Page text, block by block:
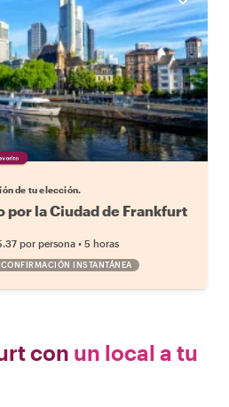
de tu elección.
por la Ciudad de Frankfurt
por persona • 5 horas
CONFIRMACIÓN INSTANTÁNEA
con un local a tu